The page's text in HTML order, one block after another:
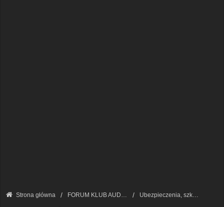
Strona główna FORUM KLUB AUDI A8 - FORUM PODSTAWOWE Ubezpieczenia, szkody, naprawy, porady prawne